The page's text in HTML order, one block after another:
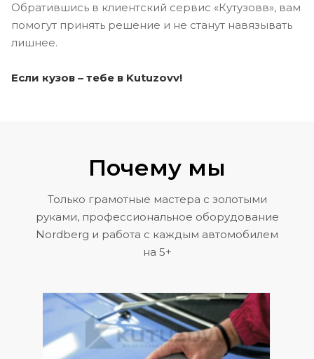
Обратившись в клиентский сервис «Кутузовв», вам
помогут принять решение и не станут навязывать
лишнее.
Если кузов – тебе в Kutuzovv!
Почему мы
Только грамотные мастера с золотыми
руками, профессиональное оборудование
Nordberg и работа с каждым автомобилем
на 5+